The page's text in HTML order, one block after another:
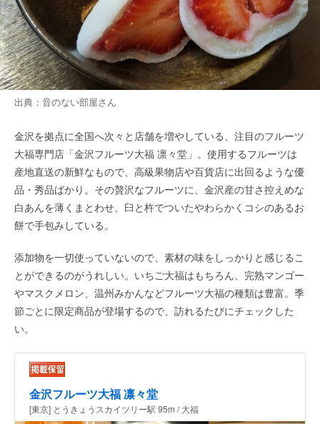
出典： 音のない部屋さん
金沢を拠点に全国へ次々と店舗を増やしている、注目のフルーツ
大福専門店「金沢フルーツ大福 凛々堂」。使用するフルーツは
産地直送の新鮮なもので、高級果物店や百貨店に出回るような優
品・秀品ばかり。その贅沢なフルーツに、金沢産の甘さ控えめな
白あんを薄くまとわせ、臼と杵でついたやわらかくコシのあるお
餅で手包みしている。
添加物を一切使っていないので、素材の味をしっかりと感じるこ
とができるのがうれしい。いちご大福はもちろん、完熟マンゴー
やマスクメロン、温州みかんなどフルーツ大福の種類は豊富。季
節ごとに限定商品が登場するので、訪れるたびにチェックした
い。
金沢フルーツ大福 凛々堂
[東京] とうきょうスカイツリー駅 95m / 大福